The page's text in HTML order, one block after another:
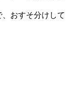
おすそ分けして